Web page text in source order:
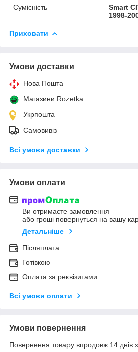
Сумісність
Smart
1998-
Приховати
Умови доставки
Нова Пошта
Магазини Rozetka
Укрпошта
Самовивіз
Всі умови доставки
Умови оплати
Ви отримаєте замовлення
або гроші повернуться на вашу
Детальніше
Післяплата
Готівкою
Оплата за реквізитами
Всі умови оплати
Умови повернення
Повернення товару впродовж 14 днів